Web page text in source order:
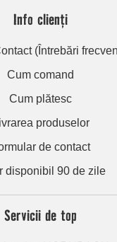
Info clienți
(Întrebări
Cum comand
Cum plătesc
produselor
de contact
disponibil 90 de zile
Servicii de top